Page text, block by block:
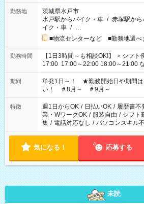
勤務地
茨城県水戸市
水戸駅からバイク・車 / 赤塚駅か
イク・車 / …
■物流センターなど ■勤務地選べ
勤務時間
【1日3時間～も相談OK!】 ＜シフト例＞ 9:00～12:00 12:00～
17:00 17:00～22:00 18:00～21:00 など こちら以外の時
お気軽にご相談ください！
期間
単発1日～！ ★勤務開始日や期間は
い！ ＃8月～ ＃9月～
特徴 週1日からOK / 日払いOK / 履歴書不
業・WワークOK / 服装自由 / シフト
集 / 電話対応なし / パソコンスキル
気になる！ 応募する
未読